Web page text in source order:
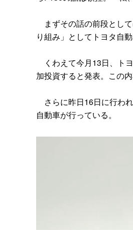
まずその話の前段とし
り組み」としてトヨタ自
くわえて今月13日、ト
加投資すると発表。この
さらに昨日16日に行わ
自動車が行っている。